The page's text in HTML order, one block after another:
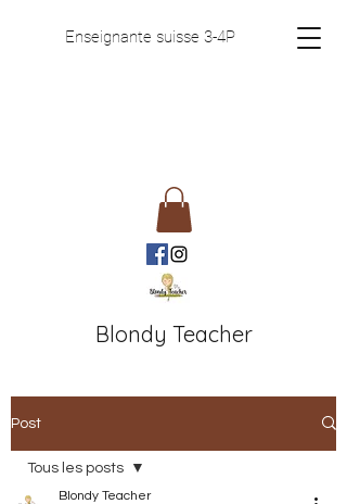
Enseignante suisse 3-4P
Blondy Teacher
Post
Tous les posts
Blondy Teacher